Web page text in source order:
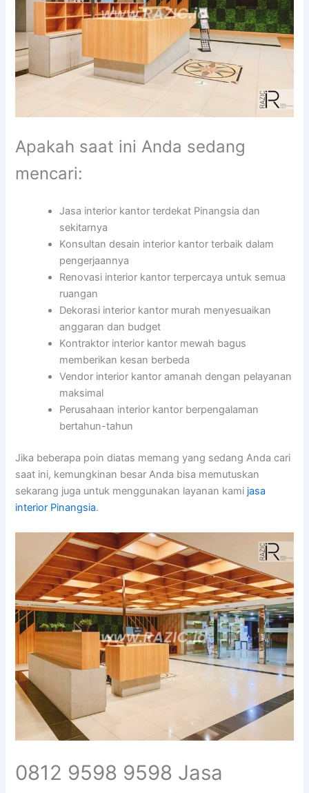
Apakah saat ini Anda sedang
mencari:
Jasa interior kantor terdekat Pinangsia dan
sekitarnya
Konsultan desain interior kantor terbaik dalam
pengerjaannya
Renovasi interior kantor terpercaya untuk semua
ruangan
Dekorasi interior kantor murah menyesuaikan
anggaran dan budget
Kontraktor interior kantor mewah bagus
memberikan kesan berbeda
Vendor interior kantor amanah dengan pelayanan
maksimal
Perusahaan interior kantor berpengalaman
bertahun-tahun
Jika beberapa poin diatas memang yang sedang Anda cari
saat ini, kemungkinan besar Anda bisa memutuskan
sekarang juga untuk menggunakan layanan kami jasa
interior Pinangsia.
0812 9598 9598 Jasa